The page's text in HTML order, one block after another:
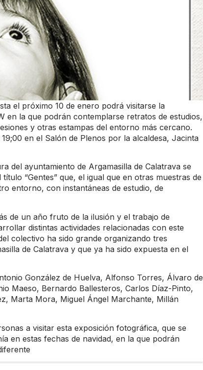
el próximo 10 de enero podrá visitarse la
en la que podrán contemplarse retratos de estudios,
y otras estampas del entorno más cercano.
en el Salón de Plenos por la alcaldesa, Jacinta
del ayuntamiento de Argamasilla de Calatrava se
“Gentes” que, el igual que en otras muestras de
entorno, con instantáneas de estudio, de
de un año fruto de la ilusión y el trabajo de
distintas actividades relacionadas con este
colectivo ha sido grande organizando tres
de Calatrava y que ya ha sido expuesta en el
González de Huelva, Alfonso Torres, Álvaro de
Maeso, Bernardo Ballesteros, Carlos Díaz-Pinto,
Marta Mora, Miguel Ángel Marchante, Millán
a visitar esta exposición fotográfica, que se
en estas fechas de navidad, en la que podrán